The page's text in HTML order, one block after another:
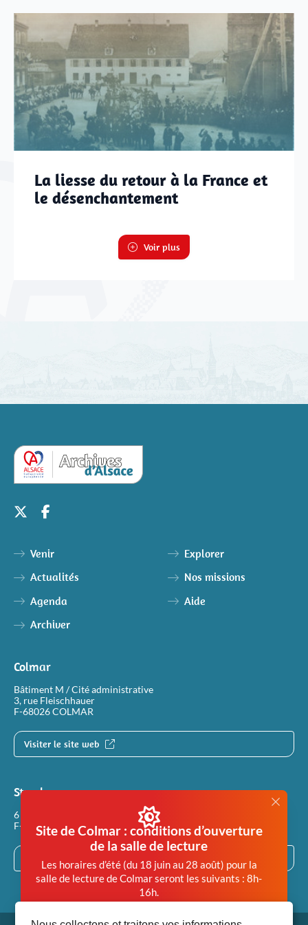
La liesse du retour à la France et
le désenchantement
Voir plus
Venir
Actualités
Agenda
Archiver
Explorer
Nos missions
Aide
Colmar
Bâtiment M / Cité administrative
3, rue Fleischhauer
F-68026 COLMAR
Visiter le site web
Strasbourg
6 rue Philippe Dollinger
F-67100 STRASBOURG
Justice Sites et bâtiments
Cadastre, enregistrement et notariat
Métiers et fonctions Culture et loisirs
Site de Colmar : conditions d’ouverture
de la salle de lecture
Les horaires d’été (du 18 juin au 28 août) pour la
salle de lecture de Colmar seront les suivants : 8h-
16h.